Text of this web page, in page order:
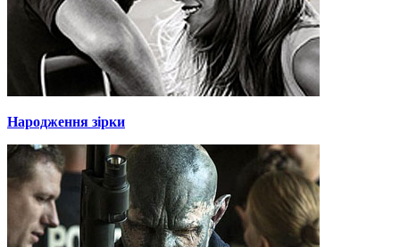
Народження зірки